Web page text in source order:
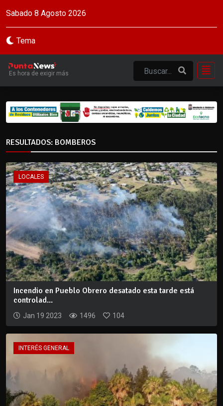
Sabado 8 Agosto 2026
Tema
Es hora de exigir más
RESULTADOS: BOMBEROS
LOCALES
Incendio en Pueblo Obrero desatado esta tarde está
controlad...
Jan 19 2023 1496 104
INTERÉS GENERAL